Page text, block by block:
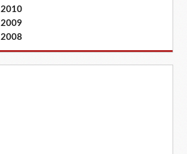
2010
2009
2008